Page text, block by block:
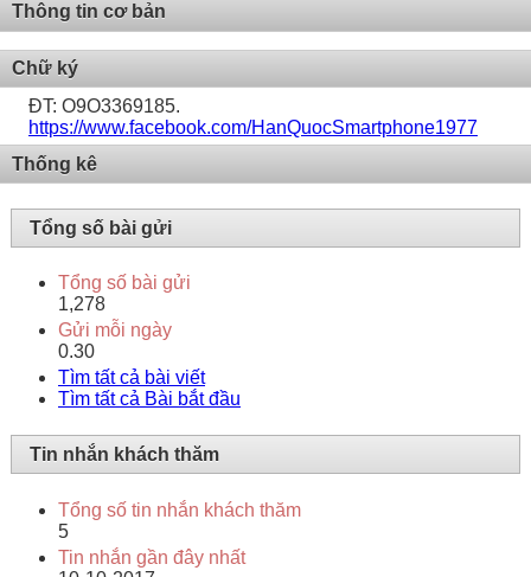
Thông tin cơ bản
Chữ ký
ĐT: O9O3369185.
https://www.facebook.com/HanQuocSmartphone1977
Thống kê
Tổng số bài gửi
Tổng số bài gửi
1,278
Gửi mỗi ngày
0.30
Tìm tất cả bài viết
Tìm tất cả Bài bắt đầu
Tin nhắn khách thăm
Tổng số tin nhắn khách thăm
5
Tin nhắn gần đây nhất